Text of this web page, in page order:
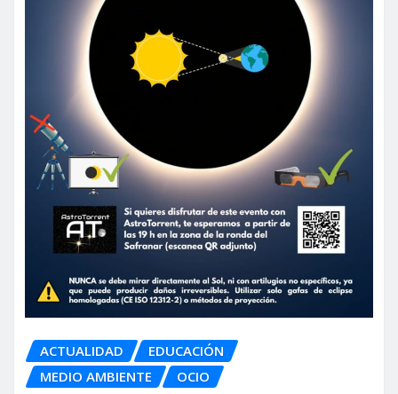
ACTUALIDAD
EDUCACIÓN
MEDIO AMBIENTE
OCIO